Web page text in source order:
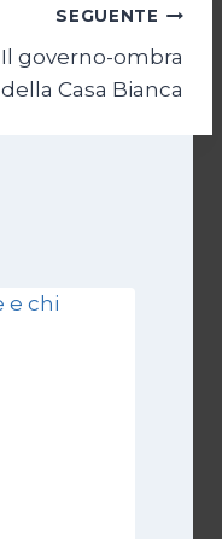
SEGUENTE
Il governo-ombra
della Casa Bianca